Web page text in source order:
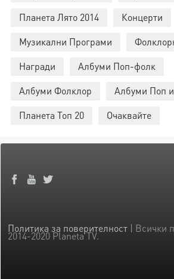
Планета Лято 2014
Концерти
Музикални Програми
Награди
Албуми Поп-фолк
Албуми Фолклор
Албуми Поп
Планета Топ 20
Очаквайте
Политика за поверителност | Всички
2014-2020 Planeta TV.